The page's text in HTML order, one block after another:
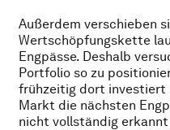
Außerdem verschieben
Wertschöpfungskette
Engpässe. Deshalb
Portfolio so zu
frühzeitig dort investiert
Markt die nächsten
nicht vollständig